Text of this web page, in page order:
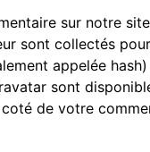
sur notre
sont collectés
appelée
sont
de votre